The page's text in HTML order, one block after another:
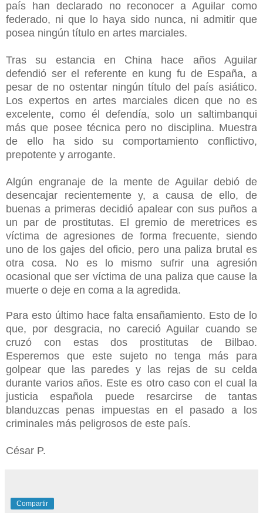
país han declarado no reconocer a Aguilar como
federado, ni que lo haya sido nunca, ni admitir que
posea ningún título en artes marciales.
Tras su estancia en China hace años Aguilar
defendió ser el referente en kung fu de España, a
pesar de no ostentar ningún título del país asiático.
Los expertos en artes marciales dicen que no es
excelente, como él defendía, solo un saltimbanqui
más que posee técnica pero no disciplina. Muestra
de ello ha sido su comportamiento conflictivo,
prepotente y arrogante.
Algún engranaje de la mente de Aguilar debió de
desencajar recientemente y, a causa de ello, de
buenas a primeras decidió apalear con sus puños a
un par de prostitutas. El gremio de meretrices es
víctima de agresiones de forma frecuente, siendo
uno de los gajes del oficio, pero una paliza brutal es
otra cosa. No es lo mismo sufrir una agresión
ocasional que ser víctima de una paliza que cause la
muerte o deje en coma a la agredida.
Para esto último hace falta ensañamiento. Esto de lo
que, por desgracia, no careció Aguilar cuando se
cruzó con estas dos prostitutas de Bilbao.
Esperemos que este sujeto no tenga más para
golpear que las paredes y las rejas de su celda
durante varios años. Este es otro caso con el cual la
justicia española puede resarcirse de tantas
blanduzcas penas impuestas en el pasado a los
criminales más peligrosos de este país.
César P.
Compartir